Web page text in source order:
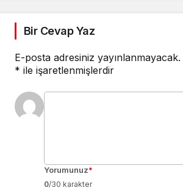
Bir Cevap Yaz
E-posta adresiniz yayınlanmayacak.
* ile işaretlenmişlerdir
Yorumunuz*
0/30 karakter